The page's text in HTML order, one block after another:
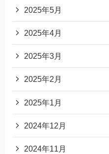
2025年5月
2025年4月
2025年3月
2025年2月
2025年1月
2024年12月
2024年11月